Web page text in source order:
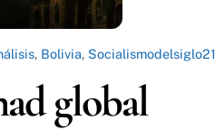
, Bolivia, Socialismodelsiglo21
global